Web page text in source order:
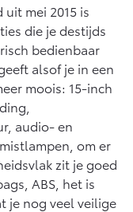
€ 27.945,-
Verso
ELEKTRISCH
uit mei 2015 is
die je destijds
bedienbaar
alsof je in een
moois: 15-inch
audio- en
om er
zit je goed
ABS, het is
je nog veel veilige